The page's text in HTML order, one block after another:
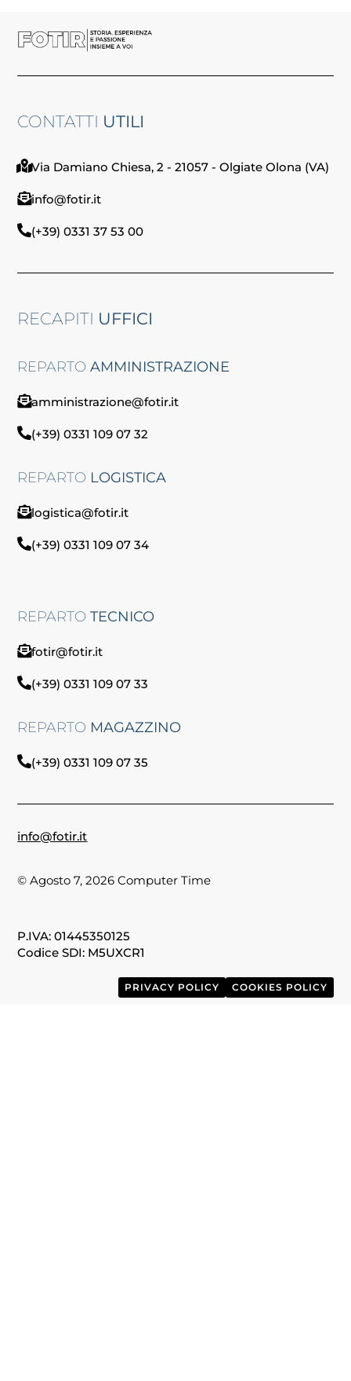
CONTATTI UTILI
Via Damiano Chiesa, 2 - 21057 - Olgiate Olona (VA)
info@fotir.it
(+39) 0331 37 53 00
RECAPITI UFFICI
REPARTOAMMINISTRAZIONE
amministrazione@fotir.it
(+39) 0331 109 07 32
REPARTO LOGISTICA
logistica@fotir.it
(+39) 0331 109 07 34
REPARTOTECNICO
fotir@fotir.it
(+39) 0331 109 07 33
REPARTO MAGAZZINO
(+39) 0331 109 07 35
info@fotir.it
© Agosto 7, 2026 Computer Time
P.IVA: 01445350125
Codice SDI: M5UXCR1
PRIVACY POLICY COOKIES POLICY